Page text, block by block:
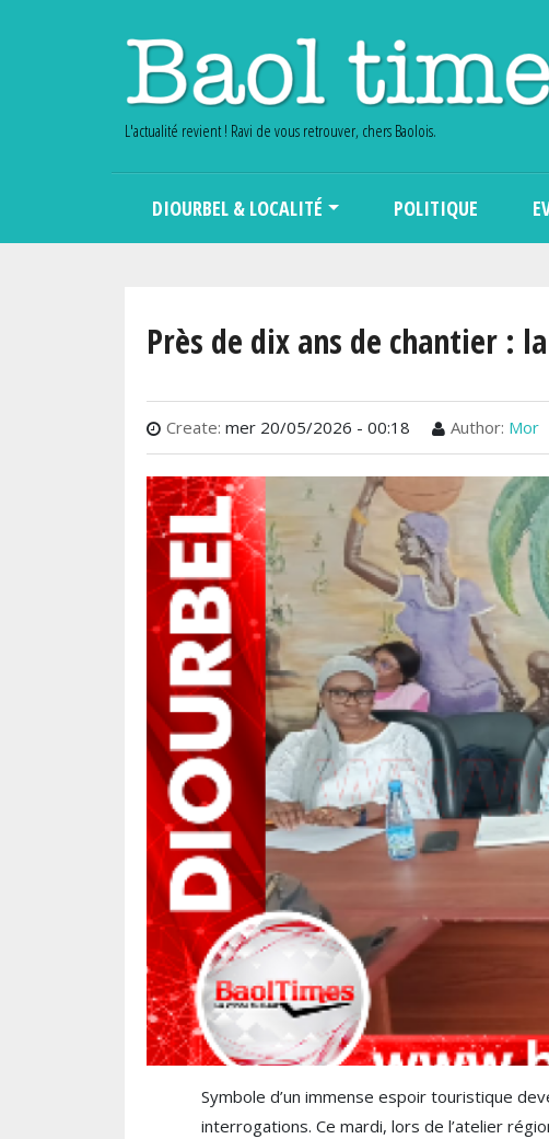
L'actualité revient ! Ravi de vous retrouver, chers Baolois.
DIOURBEL & LOCALITÉ POLITIQUE
Près de dix ans de chantier :
Create: mer 20/05/2026 - 00:18 Author: Mor
Symbole d’un immense espoir touristique
interrogations. Ce mardi, lors de l’atelier